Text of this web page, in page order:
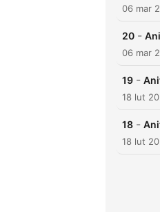
06 mar
20 -
06 mar
19 -
18 lut
18 -
18 lut